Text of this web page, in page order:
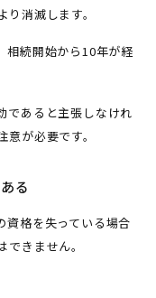
消滅します。
相続開始から10年が経
であると主張しなけれ
が必要です。
る
資格を失っている場合
きません。